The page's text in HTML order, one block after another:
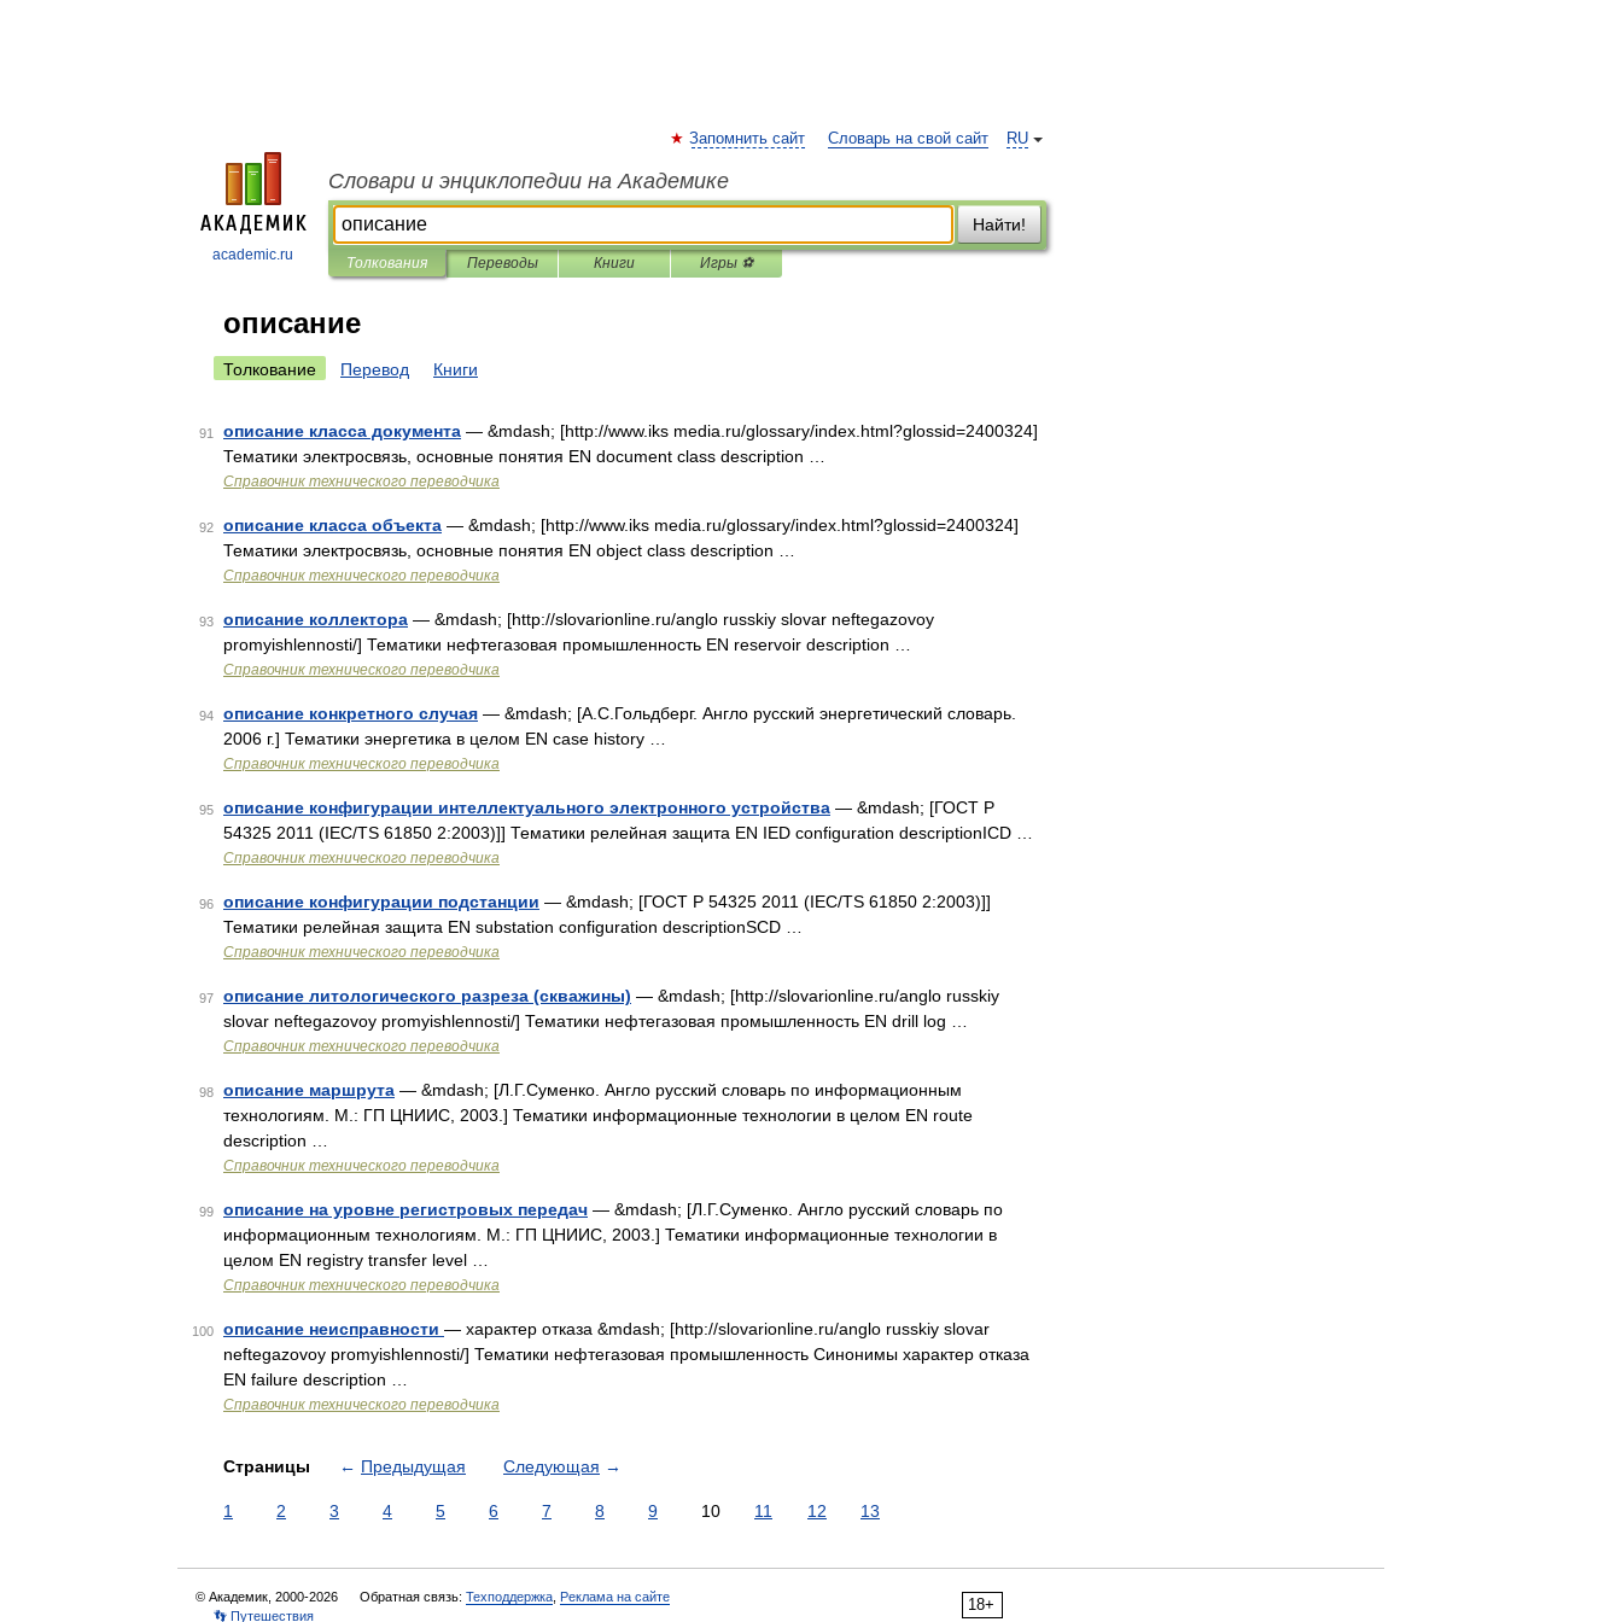
academic.ru
RU
Запомнить сайт Словарь на свой сайт
Словари и энциклопедии на Академике
Найти!
Толкования Переводы Книги Игры ⚽
описание
Толкование Перевод Книги
91 описание класса документа — &mdash; [http://www.iks media.ru/glossary/index.html?glossid=2400324]
Тематики электросвязь, основные понятия EN document class description …
Справочник технического переводчика
92 описание класса объекта — &mdash; [http://www.iks media.ru/glossary/index.html?glossid=2400324]
Тематики электросвязь, основные понятия EN object class description …
Справочник технического переводчика
93 описание коллектора — &mdash; [http://slovarionline.ru/anglo russkiy slovar neftegazovoy
promyishlennosti/] Тематики нефтегазовая промышленность EN reservoir description …
Справочник технического переводчика
94 описание конкретного случая — &mdash; [А.С.Гольдберг. Англо русский энергетический словарь.
2006 г.] Тематики энергетика в целом EN case history …
Справочник технического переводчика
95 описание конфигурации интеллектуального электронного устройства — &mdash; [ГОСТ Р
54325 2011 (IEC/TS 61850 2:2003)]] Тематики релейная защита EN IED configuration descriptionICD …
Справочник технического переводчика
96 описание конфигурации подстанции — &mdash; [ГОСТ Р 54325 2011 (IEC/TS 61850 2:2003)]]
Тематики релейная защита EN substation configuration descriptionSCD …
Справочник технического переводчика
97 описание литологического разреза (скважины) — &mdash; [http://slovarionline.ru/anglo russkiy
slovar neftegazovoy promyishlennosti/] Тематики нефтегазовая промышленность EN drill log …
Справочник технического переводчика
98 описание маршрута — &mdash; [Л.Г.Суменко. Англо русский словарь по информационным
технологиям. М.: ГП ЦНИИС, 2003.] Тематики информационные технологии в целом EN route
description …
Справочник технического переводчика
99 описание на уровне регистровых передач — &mdash; [Л.Г.Суменко. Англо русский словарь по
информационным технологиям. М.: ГП ЦНИИС, 2003.] Тематики информационные технологии в
целом EN registry transfer level …
Справочник технического переводчика
100 описание неисправности — характер отказа &mdash; [http://slovarionline.ru/anglo russkiy slovar
neftegazovoy promyishlennosti/] Тематики нефтегазовая промышленность Синонимы характер отказа
EN failure description …
Справочник технического переводчика
Страницы ← Предыдущая Следующая →
1 2 3 4 5 6 7 8 9 10 11 12 13
18+
© Академик, 2000-2026 Обратная связь: Техподдержка Реклама на сайте
👣 Путешествия